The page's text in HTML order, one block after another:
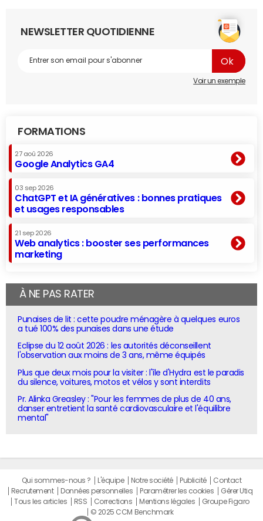
NEWSLETTER QUOTIDIENNE
Voir un exemple
FORMATIONS
27 aoû 2026
Google Analytics GA4
03 sep 2026
ChatGPT et IA génératives : bonnes pratiques
et usages responsables
21 sep 2026
Web analytics : booster ses performances
marketing
À NE PAS RATER
Punaises de lit : cette poudre ménagère à quelques euros
a tué 100% des punaises dans une étude
Eclipse du 12 août 2026 : les autorités déconseillent
l'observation aux moins de 3 ans, même équipés
Plus que deux mois pour la visiter : l'île d'Hydra est le paradis
du silence, voitures, motos et vélos y sont interdits
Pr. Alinka Greasley : "Pour les femmes de plus de 40 ans,
danser entretient la santé cardiovasculaire et l'équilibre
mental"
Qui sommes-nous ? L'équipe Notre société Publicité
Contact
Recrutement
Données personnelles Paramétrer les cookies
Gérer Utiq
Tous les articles
RSS Corrections Mentions légales
Groupe Figaro
© 2025 CCM Benchmark